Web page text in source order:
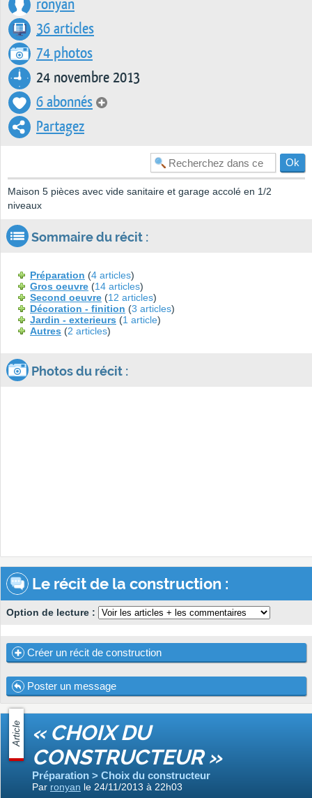
ronyan
36 articles
74 photos
24 novembre 2013
6 abonnés
Partagez
Maison 5 pièces avec vide sanitaire et garage accolé en 1/2
niveaux
Sommaire du récit :
Préparation (4 articles)
Gros oeuvre (14 articles)
Second oeuvre (12 articles)
Décoration - finition (3 articles)
Jardin - exterieurs (1 article)
Autres (2 articles)
Photos du récit :
Le récit de la construction :
Option de lecture :
Créer un récit de construction
Poster un message
Article « CHOIX DU
CONSTRUCTEUR »
Préparation > Choix du constructeur
Par ronyan le 24/11/2013 à 22h03